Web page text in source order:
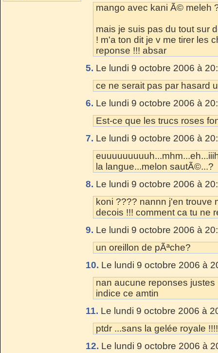
mango avec kani Ã© meleh
mais je suis pas du tout sur
! m'a ton dit je v me tirer les
reponse !!! absar
5. Le lundi 9 octobre 2006 à
ce ne serait pas par hasard
6. Le lundi 9 octobre 2006 à
Est-ce que les trucs roses
7. Le lundi 9 octobre 2006 à
la langue...melon sautÃ©...?
8. Le lundi 9 octobre 2006 à
koni ???? nannn j'en trouve
decois !!! comment ca tu ne
9. Le lundi 9 octobre 2006 à
un oreillon de pÃªche?
10. Le lundi 9 octobre 2006 à
nan aucune reponses
indice ce amtin
11. Le lundi 9 octobre 2006 à
ptdr ...sans la gelée royale
12. Le lundi 9 octobre 2006 à